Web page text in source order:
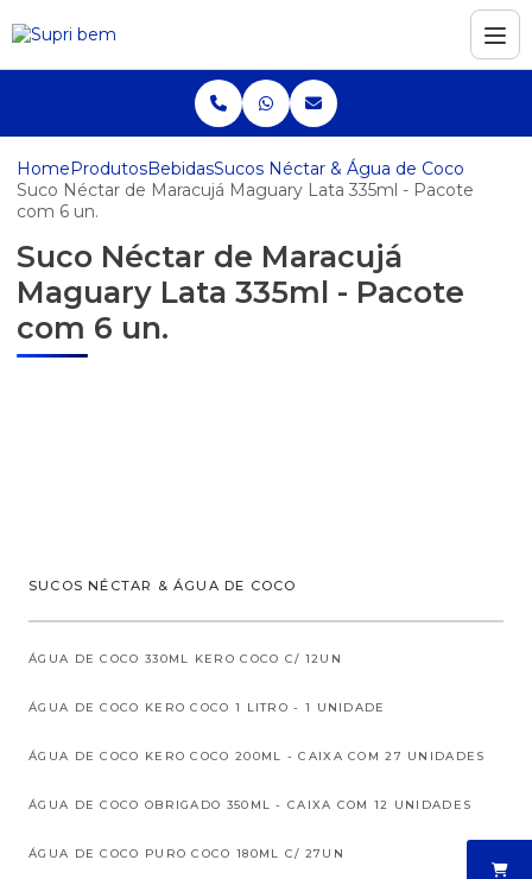
HomeProdutosBebidasSucos Néctar & Água de Coco
Suco Néctar de Maracujá Maguary Lata 335ml - Pacote
com 6 un.
Suco Néctar de Maracujá
Maguary Lata 335ml - Pacote
com 6 un.
SUCOS NÉCTAR & ÁGUA DE COCO
ÁGUA DE COCO 330ML KERO COCO C/ 12UN
ÁGUA DE COCO KERO COCO 1 LITRO - 1 UNIDADE
ÁGUA DE COCO KERO COCO 200ML - CAIXA COM 27 UNIDADES
ÁGUA DE COCO OBRIGADO 350ML - CAIXA COM 12 UNIDADES
ÁGUA DE COCO PURO COCO 180ML C/ 27UN